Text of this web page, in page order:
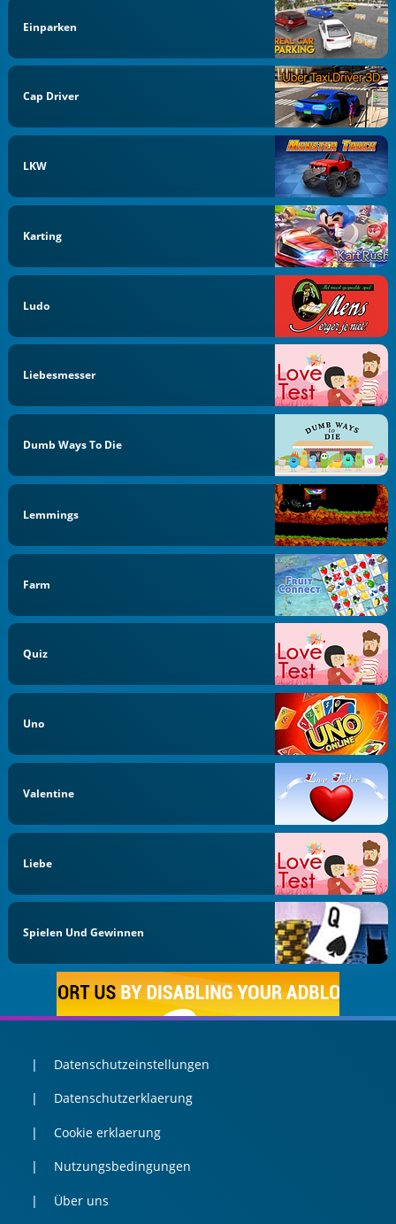
Einparken
Cap Driver
LKW
Karting
Ludo
Liebesmesser
Dumb Ways To Die
Lemmings
Farm
Quiz
Uno
Valentine
Liebe
Spielen Und Gewinnen
Datenschutzeinstellungen
Datenschutzerklaerung
Cookie erklaerung
Nutzungsbedingungen
Über uns